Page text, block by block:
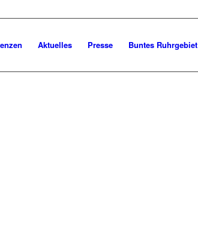
Aktuelles Presse Buntes Ruhrgebiet